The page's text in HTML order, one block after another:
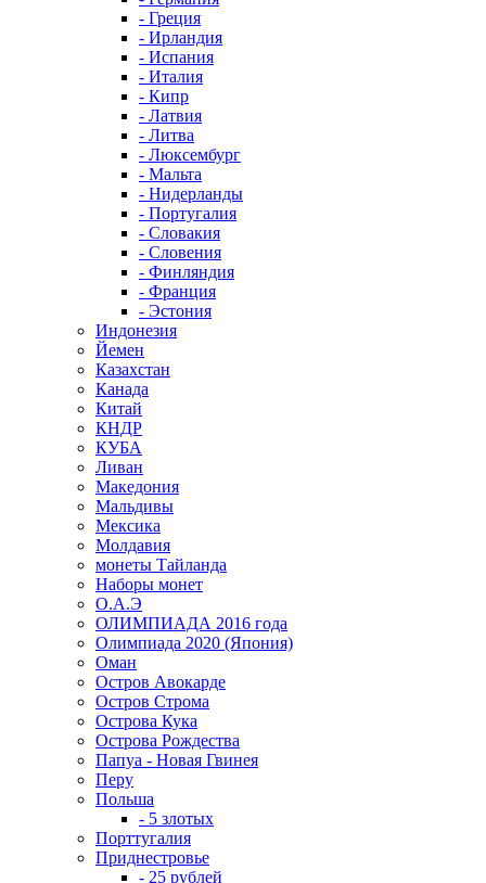
- Греция
- Ирландия
- Испания
- Италия
- Кипр
- Латвия
- Литва
- Люксембург
- Мальта
- Нидерланды
- Португалия
- Словакия
- Словения
- Финляндия
- Франция
- Эстония
Индонезия
Йемен
Казахстан
Канада
Китай
КНДР
КУБА
Ливан
Македония
Мальдивы
Мексика
Молдавия
монеты Тайланда
Наборы монет
О.А.Э
ОЛИМПИАДА 2016 года
Олимпиада 2020 (Япония)
Оман
Остров Авокарде
Остров Строма
Острова Кука
Острова Рождества
Папуа - Новая Гвинея
Перу
Польша
- 5 злотых
Порттугалия
Приднестровье
- 25 рублей